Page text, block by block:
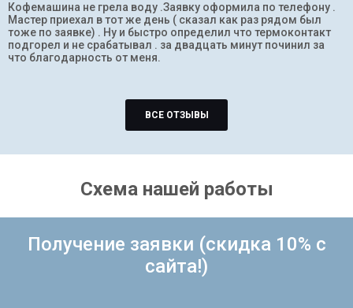
Кофемашина не грела воду .Заявку оформила по телефону .
Мастер приехал в тот же день ( сказал как раз рядом был
тоже по заявке) . Ну и быстро определил что термоконтакт
подгорел и не срабатывал . за двадцать минут починил за
что благодарность от меня.
ВСЕ ОТЗЫВЫ
Схема нашей работы
Получение заявки (скидка 10% с
сайта!)